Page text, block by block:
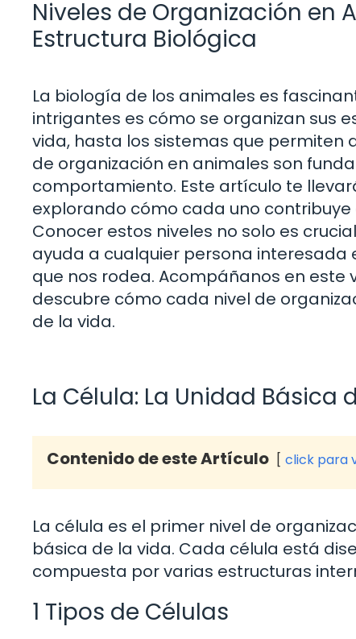
Niveles de Organización en
Estructura Biológica
La biología de los animales es
intrigantes es cómo se organizan sus
vida, hasta los sistemas que permiten
de organización en animales son
comportamiento. Este artículo te
explorando cómo cada uno
Conocer estos niveles no solo es
ayuda a cualquier persona
que nos rodea. Acompáñanos en
descubre cómo cada nivel de
de la vida.
La Célula: La Unidad Básica
Contenido de este Artículo click para
La célula es el primer nivel de
básica de la vida. Cada célula está
compuesta por varias estructuras
1 Tipos de Células